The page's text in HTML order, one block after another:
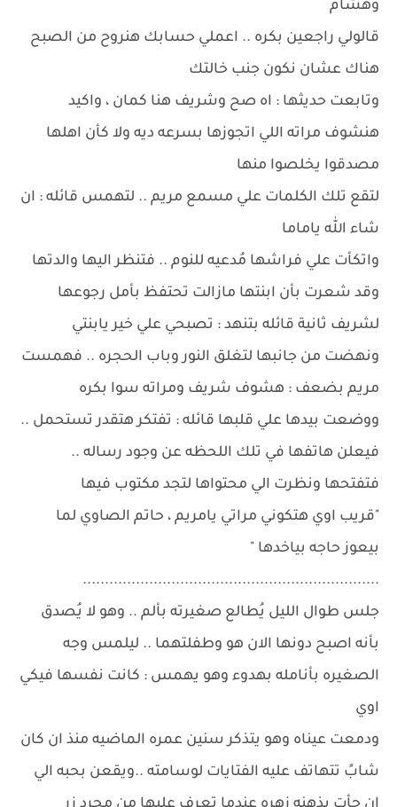
وهشام
قالولي راجعين بكره .. اعملي حسابك هنروح من الصبح
هناك عشان نكون جنب خالتك
وتابعت حديثها : اه صح وشريف هنا كمان ، واكيد
هنشوف مراته اللي اتجوزها بسرعه ديه ولا كأن اهلها
مصدقوا يخلصوا منها
لتقع تلك الكلمات علي مسمع مريم .. لتهمس قائله : ان
شاء الله ياماما
واتكأت علي فراشها مُدعيه للنوم .. فتنظر اليها والدتها
وقد شعرت بأن ابنتها مازالت تحتفظ بأمل رجوعها
لشريف ثانية قائله بتنهد : تصبحي علي خير يابنتي
ونهضت من جانبها لتغلق النور وباب الحجره .. فهمست
مريم بضعف : هشوف شريف ومراته سوا بكره
ووضعت بيدها علي قلبها قائله : تفتكر هتقدر تستحمل ..
فيعلن هاتفها في تلك اللحظه عن وجود رساله ..
فتفتحها ونظرت الي محتواها لتجد مكتوب فيها
"قريب اوي هتكوني مراتي يامريم ، حاتم الصاوي لما
بيعوز حاجه بياخدها "
...................................................................
جلس طوال الليل يُطالع صغيرته بألم .. وهو لا يُصدق
بأنه اصبح دونها الان هو وطفلتهما .. ليلمس وجه
الصغيره بأنامله بهدوء وهو يهمس : كانت نفسها فيكي
اوي
ودمعت عيناه وهو يتذكر سنين عمره الماضيه منذ ان كان
شابً تتهاتف عليه الفتايات لوسامته ..ويقعن بحبه الي